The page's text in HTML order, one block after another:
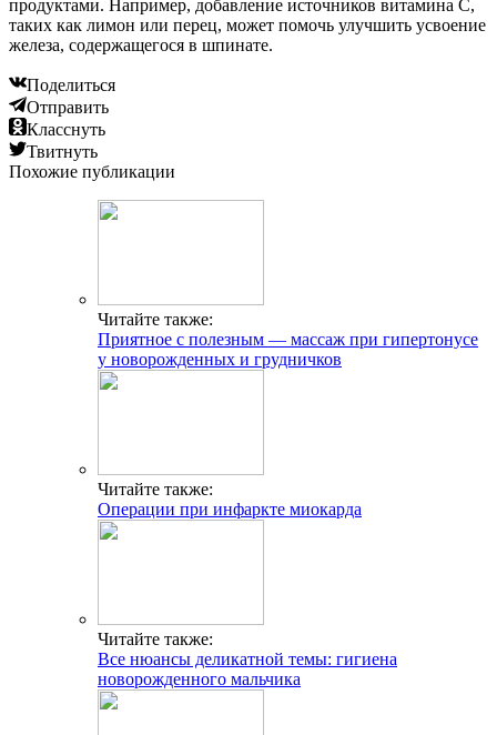
продуктами. Например, добавление источников витамина C,
таких как лимон или перец, может помочь улучшить усвоение
железа, содержащегося в шпинате.
Поделиться
Отправить
Класснуть
Твитнуть
Похожие публикации
Читайте также:
Приятное с полезным — массаж при гипертонусе
у новорожденных и грудничков
Читайте также:
Операции при инфаркте миокарда
Читайте также:
Все нюансы деликатной темы: гигиена
новорожденного мальчика